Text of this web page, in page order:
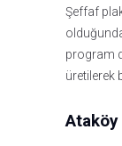
Şeffaf
program
üretilerek